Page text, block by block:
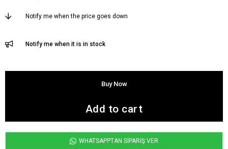
Notify me when the price goes down
Notify me when it is in stock
WHATSAPPTAN SİPARİŞ VER